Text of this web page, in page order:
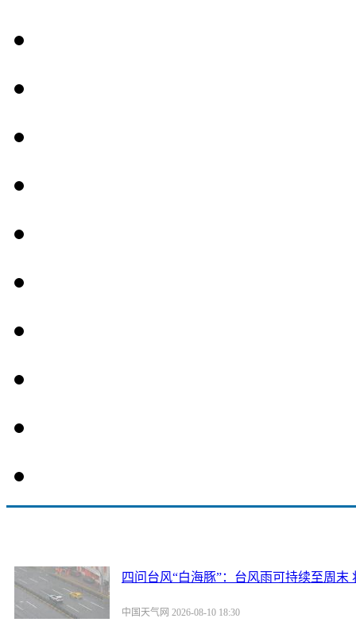
四问台风“白海豚”：台风雨可持续至周末
中国天气网 2026-08-10 18:30